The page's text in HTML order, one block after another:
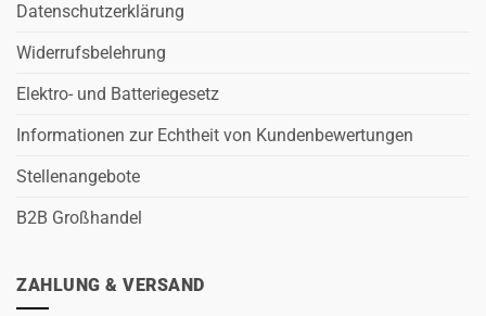
Datenschutzerklärung
Widerrufsbelehrung
Elektro- und Batteriegesetz
Informationen zur Echtheit von Kundenbewertungen
Stellenangebote
B2B Großhandel
ZAHLUNG & VERSAND